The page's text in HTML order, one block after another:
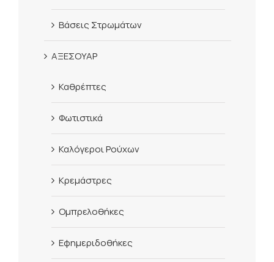
Βάσεις Στρωμάτων
ΑΞΕΣΟΥΑΡ
Καθρέπτες
Φωτιστικά
Καλόγεροι Ρούχων
Κρεμάστρες
Ομπρελοθήκες
Εφημεριδοθήκες